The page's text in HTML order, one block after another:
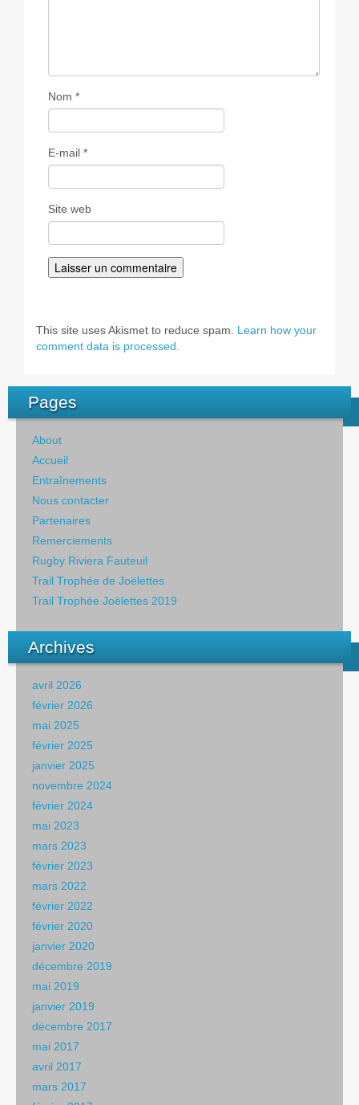
Nom *
E-mail *
Site web
This site uses Akismet to reduce spam. Learn how your
comment data is processed.
Pages
About
Accueil
Entraînements
Nous contacter
Partenaires
Remerciements
Rugby Riviera Fauteuil
Trail Trophée de Joëlettes
Trail Trophée Joëlettes 2019
Archives
avril 2026
février 2026
mai 2025
février 2025
janvier 2025
novembre 2024
février 2024
mai 2023
mars 2023
février 2023
mars 2022
février 2022
février 2020
janvier 2020
décembre 2019
mai 2019
janvier 2019
décembre 2017
mai 2017
avril 2017
mars 2017